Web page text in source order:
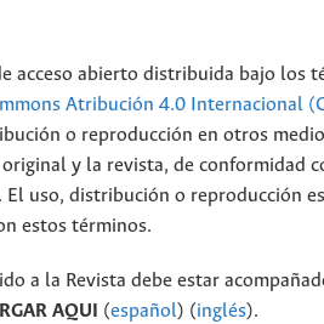
acceso abierto distribuida bajo los
Atribución 4.0 Internacional
o reproducción en otros
y la revista, de conformidad
El uso, distribución o reproducción
estos términos.
a la Revista debe estar
AQUI (español) (inglés).